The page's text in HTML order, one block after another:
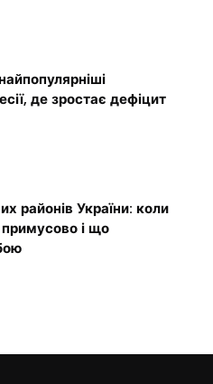
де зростає дефіцит
районів України: коли
і що